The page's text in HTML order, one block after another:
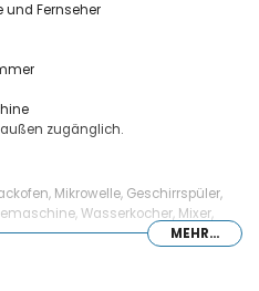
Fernseher
zugänglich.
Mikrowelle, Geschirrspüler,
Wasserkocher, Mixer,
MEHR...